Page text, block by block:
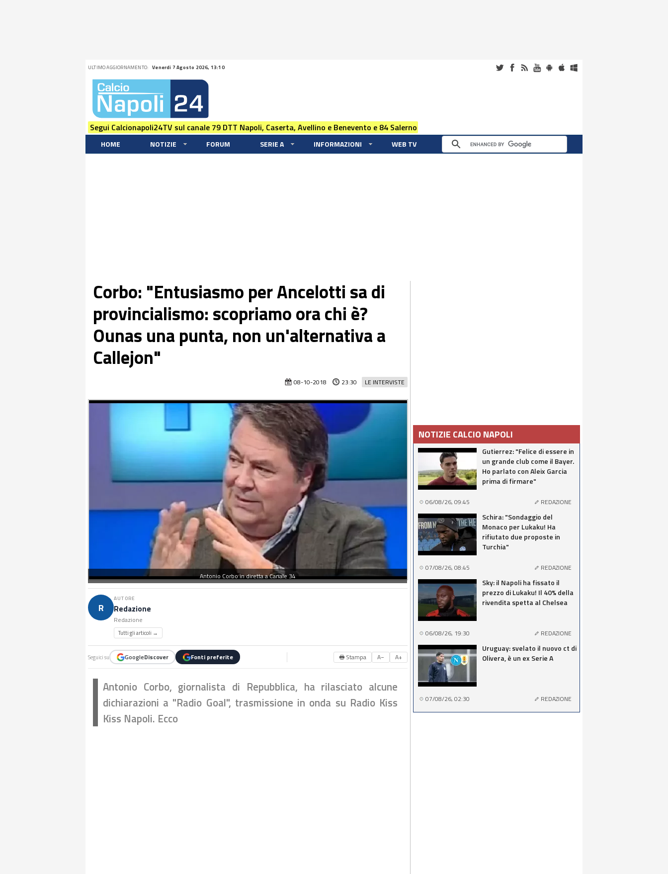
ULTIMO AGGIORNAMENTO: Venerdi 7 Agosto 2026, 13:10
Segui Calcionapoli24TV sul canale 79 DTT Napoli, Caserta, Avellino e Benevento e 84 Salerno
HOME NOTIZIE FORUM SERIE A INFORMAZIONI WEB TV
Corbo: "Entusiasmo per Ancelotti sa di
provincialismo: scopriamo ora chi è?
Ounas una punta, non un'alternativa a
Callejon"
LE INTERVISTE
08-10-2018 23:30
Antonio Corbo in diretta a Canale 34
R
AUTORE
Redazione
Redazione
Tutti gli articoli →
Seguici su GoogleDiscover Fonti preferite 🖶 Stampa A− A+
Antonio Corbo, giornalista di Repubblica, ha rilasciato alcune
dichiarazioni a "Radio Goal", trasmissione in onda su Radio Kiss
Kiss Napoli. Ecco
NOTIZIE CALCIO NAPOLI
Gutierrez: "Felice di essere in
un grande club come il Bayer.
Ho parlato con Aleix Garcia
prima di firmare"
06/08/26, 09:45 REDAZIONE
Schira: "Sondaggio del
Monaco per Lukaku! Ha
rifiutato due proposte in
Turchia"
07/08/26, 08:45 REDAZIONE
Sky: il Napoli ha fissato il
prezzo di Lukaku! Il 40% della
rivendita spetta al Chelsea
06/08/26, 19:30 REDAZIONE
Uruguay: svelato il nuovo ct di
Olivera, è un ex Serie A
07/08/26, 02:30 REDAZIONE